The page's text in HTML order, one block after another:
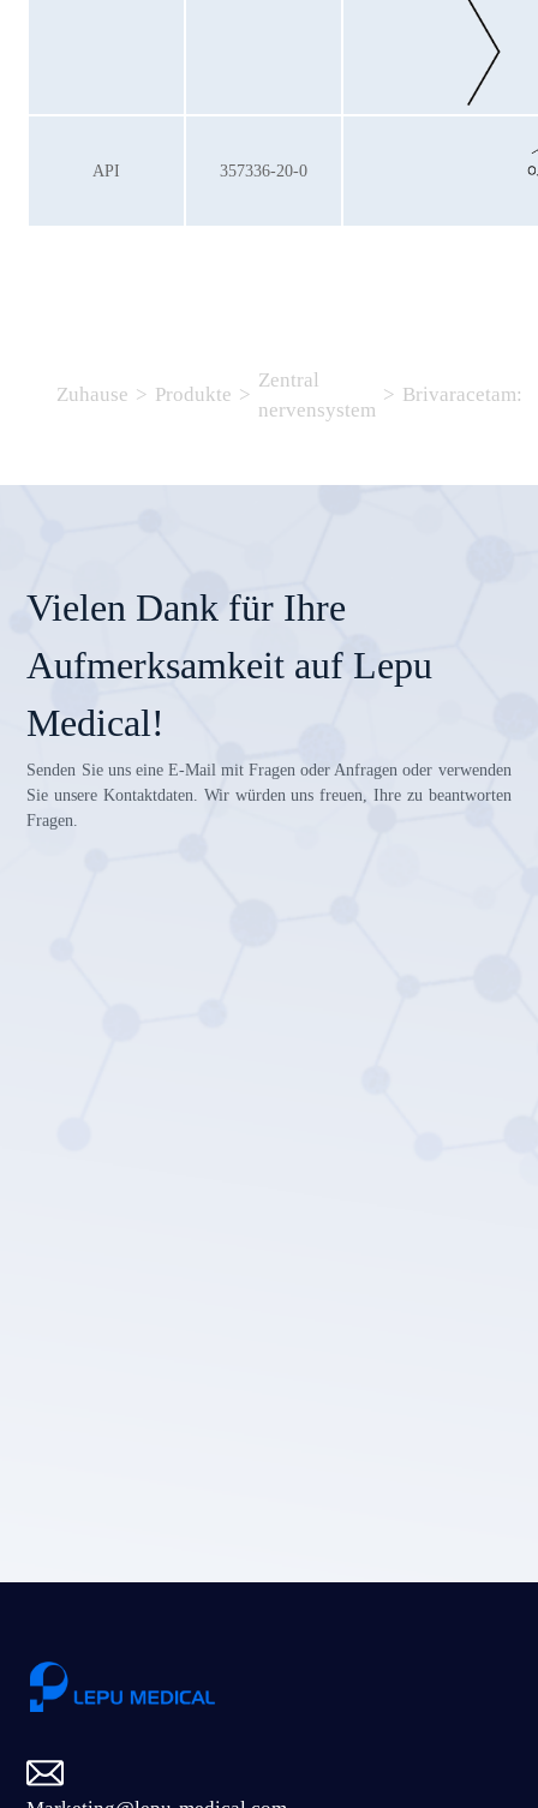
API 357336-20-0
Zuhause > Produkte >
Zentral
nervensystem
> Brivaracetam:
Vielen Dank für Ihre
Aufmerksamkeit auf Lepu
Medical!
Senden Sie uns eine E-Mail mit Fragen oder Anfragen oder verwenden
Sie unsere Kontaktdaten. Wir würden uns freuen, Ihre zu beantworten
Fragen.